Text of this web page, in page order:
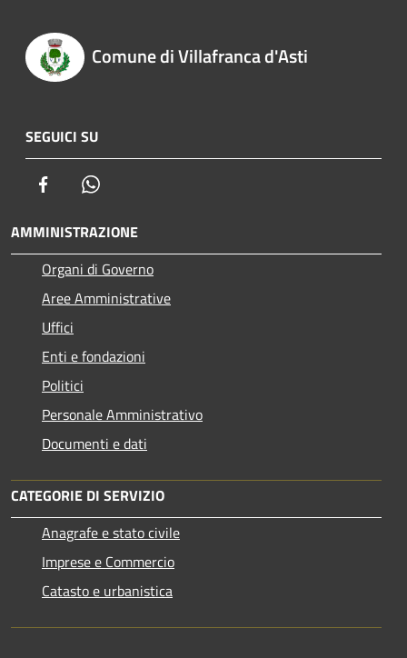
Comune di Villafranca d'Asti
SEGUICI SU
Facebook
AMMINISTRAZIONE
Organi di Governo
Aree Amministrative
Uffici
Enti e fondazioni
Politici
Personale Amministrativo
Documenti e dati
CATEGORIE DI SERVIZIO
Anagrafe e stato civile
Imprese e Commercio
Catasto e urbanistica